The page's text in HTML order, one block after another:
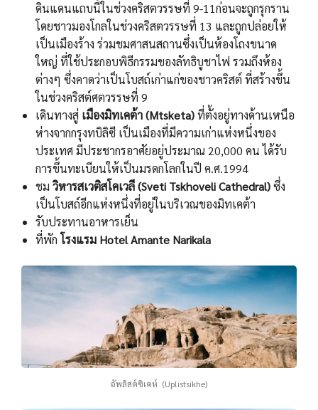
ดินแดนแถบนี้ในช่วงคริสตวรรษที่ 9-11ก่อนจะถูกรุกราน
โดยชาวมองโกลในช่วงคริสตวรรษที่ 13 และถูกปล่อยให้
เป็นเมืองร้าง ร่วมชมศาสนสถานซึ่งเป็นห้องโถงขนาด
ใหญ่ ที่ใช้ประกอบพิธีกรรมของลัทธิบูชาไฟ รวมถึงห้อง
ต่างๆ ซึ่งคาดว่าเป็นโบสถ์เก่าแก่ของชาวคริสต์ ที่สร้างขึ้น
ในช่วงคริสต์ศตวรรษที่ 9
เดินทางสู่ เมืองมิทเคต้า (Mtsketa)ที่ตั้งอยู่ทางด้านเหนือ
ห่างจากกรุงทบิลิซี เป็นเมืองที่มีความเก่าแห่งหนึ่งของ
ประเทศ มีประชากรอาศัยอยู่ประมาณ 20,000 คน ได้รับ
การขึ้นทะเบียนให้เป็นมรดกโลกในปี ค.ศ.1994
ชม วิหารสเวติสโคเวลี (Sveti Tskhoveli Cathedral)ซึ่ง
เป็นโบสถ์อีกแห่งหนึ่งที่อยู่ในบริเวณของมิทเคต้า
รับประทานอาหารเย็น
ที่พัก โรงแรม Hotel Amante Narikala
อัพลิสต์ซิเคห์ (Uplistsikhe)